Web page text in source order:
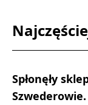
Spłonęły